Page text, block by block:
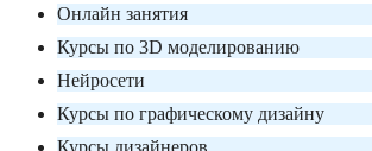
Онлайн занятия
Курсы по 3D моделированию
Нейросети
Курсы по графическому дизайну